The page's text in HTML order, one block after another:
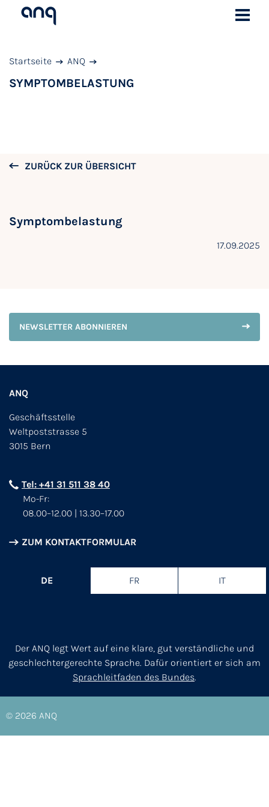
Startseite ANQ
SYMPTOMBELASTUNG
ZURÜCK ZUR ÜBERSICHT
Symptombelastung
17.09.2025
NEWSLETTER ABONNIEREN
ANQ
Geschäftsstelle
Weltpoststrasse 5
3015 Bern
Tel: +41 31 511 38 40
Mo-Fr:
08.00–12.00 | 13.30–17.00
ZUM KONTAKTFORMULAR
DE FR IT
Der ANQ legt Wert auf eine klare, gut verständliche und
geschlechtergerechte Sprache. Dafür orientiert er sich am
Sprachleitfaden des Bundes.
© 2026 ANQ